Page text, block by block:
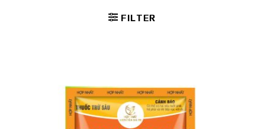
FILTER